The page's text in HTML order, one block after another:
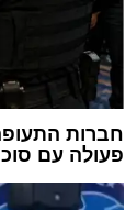
חברות
פעולה עם